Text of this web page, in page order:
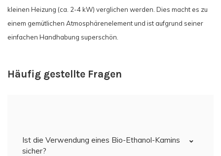
kleinen Heizung (ca. 2-4 kW) verglichen werden. Dies macht es zu
einem gemütlichen Atmosphärenelement und ist aufgrund seiner
einfachen Handhabung superschön.
Häufig gestellte Fragen
Ist die Verwendung eines Bio-Ethanol-Kamins
sicher?